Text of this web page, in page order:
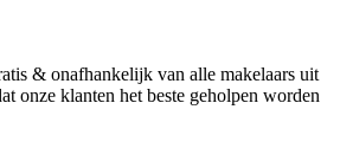
& onafhankelijk van alle makelaars uit
onze klanten het beste geholpen worden